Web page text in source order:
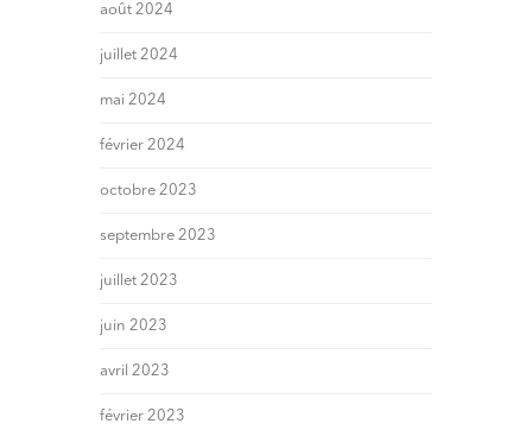
août 2024
juillet 2024
mai 2024
février 2024
octobre 2023
septembre 2023
juillet 2023
juin 2023
avril 2023
février 2023